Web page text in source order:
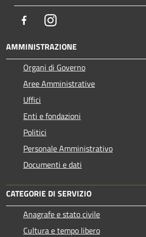
FacebookInstagram
AMMINISTRAZIONE
Organi di Governo
Aree Amministrative
Uffici
Enti e fondazioni
Politici
Personale Amministrativo
Documenti e dati
CATEGORIE DI SERVIZIO
Anagrafe e stato civile
Cultura e tempo libero